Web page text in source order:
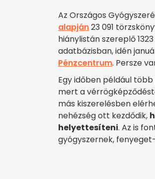
Az Országos
alapján23 091
hiánylistán szereplő
adatbázisban, idén
Pénzcentrum. Persze
Egy időben például
mert a
más kiszerelésben
nehézség ott kezdődik,
helyettesíteni. Az is
gyógyszernek,